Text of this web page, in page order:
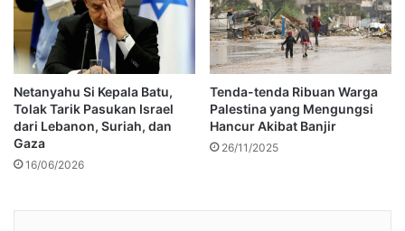
Netanyahu Si Kepala Batu,
Tolak Tarik Pasukan Israel
dari Lebanon, Suriah, dan
Gaza
16/06/2026
Tenda-tenda Ribuan Warga
Palestina yang Mengungsi
Hancur Akibat Banjir
26/11/2025